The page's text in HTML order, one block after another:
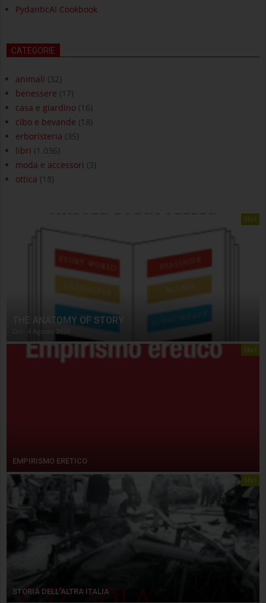
PydanticAI Cookbook
CATEGORIE
animali (32)
benessere (17)
casa e giardino (16)
cibo e bevande (18)
erboristeria (35)
libri (1.036)
moda e accessori (3)
ottica (18)
libri
THE ANATOMY OF STORY
4 Agosto 2026
libri
EMPIRISMO ERETICO
libri
STORIA DELL’ALTRA ITALIA